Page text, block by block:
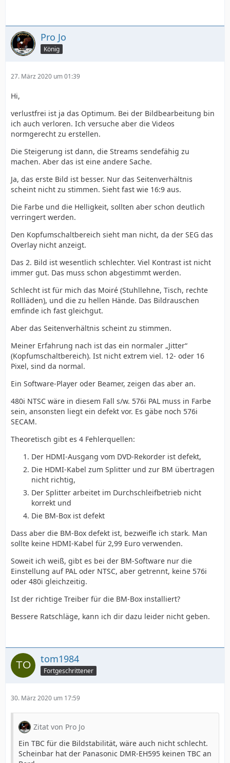
Pro Jo
König
27. März 2020 um 01:39
Hi,
verlustfrei ist ja das Optimum. Bei der Bildbearbeitung bin
ich auch verloren. Ich versuche aber die Videos
normgerecht zu erstellen.
Die Steigerung ist dann, die Streams sendefähig zu
machen. Aber das ist eine andere Sache.
Ja, das erste Bild ist besser. Nur das Seitenverhältnis
scheint nicht zu stimmen. Sieht fast wie 16:9 aus.
Die Farbe und die Helligkeit, sollten aber schon deutlich
verringert werden.
Den Kopfumschaltbereich sieht man nicht, da der SEG das
Overlay nicht anzeigt.
Das 2. Bild ist wesentlich schlechter. Viel Kontrast ist nicht
immer gut. Das muss schon abgestimmt werden.
Schlecht ist für mich das Moiré (Stuhllehne, Tisch, rechte
Rollläden), und die zu hellen Hände. Das Bildrauschen
emfinde ich fast gleichgut.
Aber das Seitenverhältnis scheint zu stimmen.
Meiner Erfahrung nach ist das ein normaler „Jitter“
(Kopfumschaltbereich). Ist nicht extrem viel. 12- oder 16
Pixel, sind da normal.
Ein Software-Player oder Beamer, zeigen das aber an.
480i NTSC wäre in diesem Fall s/w. 576i PAL muss in Farbe
sein, ansonsten liegt ein defekt vor. Es gäbe noch 576i
SECAM.
Theoretisch gibt es 4 Fehlerquellen:
Der HDMI-Ausgang vom DVD-Rekorder ist defekt,
Die HDMI-Kabel zum Splitter und zur BM übertragen
nicht richtig,
Der Splitter arbeitet im Durchschleifbetrieb nicht
korrekt und
Die BM-Box ist defekt
Dass aber die BM-Box defekt ist, bezweifle ich stark. Man
sollte keine HDMI-Kabel für 2,99 Euro verwenden.
Soweit ich weiß, gibt es bei der BM-Software nur die
Einstellung auf PAL oder NTSC, aber getrennt, keine 576i
oder 480i gleichzeitig.
Ist der richtige Treiber für die BM-Box installiert?
Bessere Ratschläge, kann ich dir dazu leider nicht geben.
tom1984
Fortgeschrittener
30. März 2020 um 17:59
Zitat von Pro Jo
Ein TBC für die Bildstabilität, wäre auch nicht schlecht.
Scheinbar hat der Panasonic DMR-EH595 keinen TBC an